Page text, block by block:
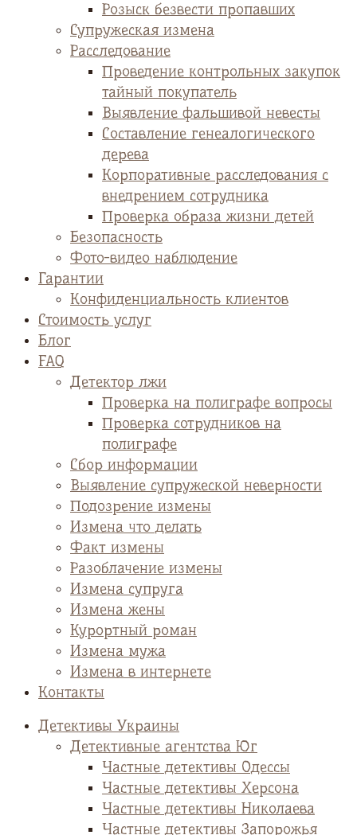
Розыск безвести пропавших
Супружеская измена
Расследование
Проведение контрольных закупок
тайный покупатель
Выявление фальшивой невесты
Cоставление генеалогического
дерева
Корпоративные расследования с
внедрением сотрудника
Проверка образа жизни детей
Безопасность
Фото-видео наблюдение
Гарантии
Конфиденциальность клиентов
Стоимость услуг
Блог
FAQ
Детектор лжи
Проверка на полиграфе вопросы
Проверка сотрудников на
полиграфе
Сбор информации
Выявление супружеской неверности
Подозрение измены
Измена что делать
Факт измены
Разоблачение измены
Измена супруга
Измена жены
Курортный роман
Измена мужа
Измена в интернете
Контакты
Детективы Украины
Детективные агентства Юг
Частные детективы Одессы
Частные детективы Херсона
Частные детективы Николаева
Частные детективы Запорожья